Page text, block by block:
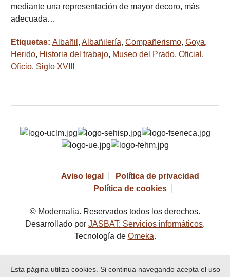
mediante una representación de mayor decoro, más
adecuada…
Etiquetas: Albañil , Albañilería, Compañerismo, Goya,
Herido, Historia del trabajo, Museo del Prado, Oficial ,
Oficio, Siglo XVIII
Aviso legal
Política de privacidad
Política de cookies
© Modernalia. Reservados todos los derechos.
Desarrollado por JASBAT: Servicios informáticos.
Tecnología de Omeka.
Esta página utiliza cookies. Si continua navegando acepta el uso